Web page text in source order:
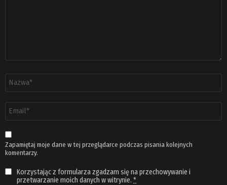
email
*
Zapamiętaj moje dane w tej przeglądarce podczas pisania kolejnych
komentarzy.
Korzystając z formularza zgadzam się na przechowywanie i
przetwarzanie moich danych w witrynie. *